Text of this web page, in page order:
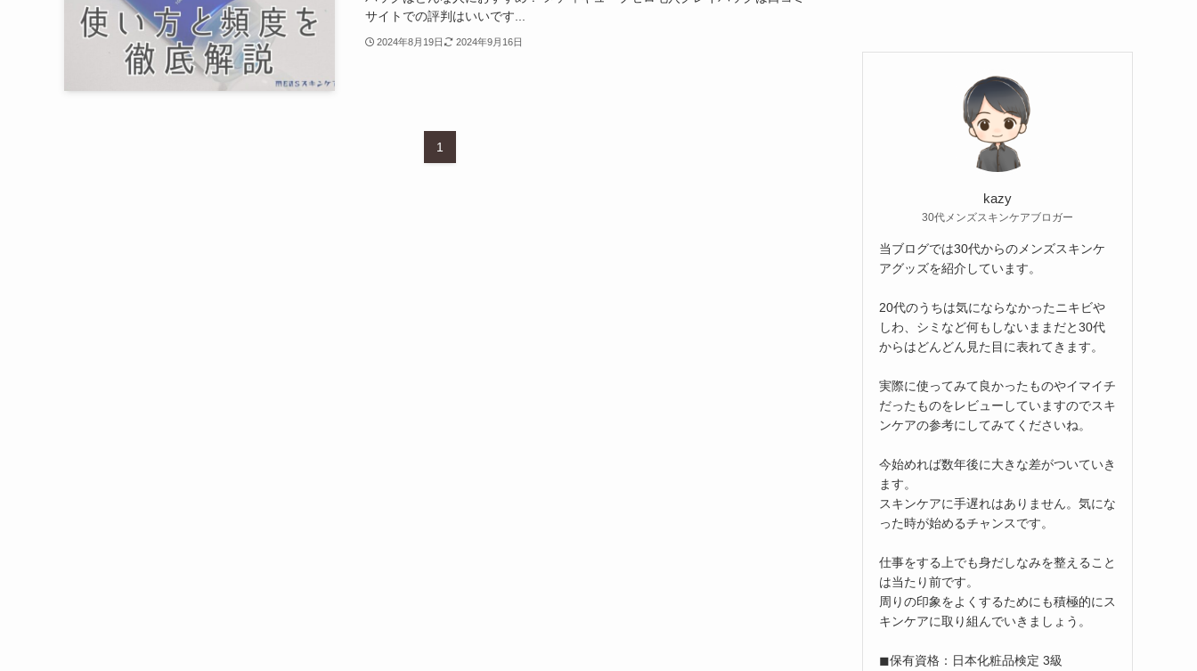
サイトでの評判はいいです...
2024年8月19日 2024年9月16日
1
kazy
30代メンズスキンケアブロガー
当ブログでは30代からのメンズスキンケ
アグッズを紹介しています。
20代のうちは気にならなかったニキビや
しわ、シミなど何もしないままだと30代
からはどんどん見た目に表れてきます。
実際に使ってみて良かったものやイマイチ
だったものをレビューしていますのでスキ
ンケアの参考にしてみてくださいね。
今始めれば数年後に大きな差がついていき
ます。
スキンケアに手遅れはありません。気にな
った時が始めるチャンスです。
仕事をする上でも身だしなみを整えること
は当たり前です。
周りの印象をよくするためにも積極的にス
キンケアに取り組んでいきましょう。
◼︎保有資格：日本化粧品検定 3級